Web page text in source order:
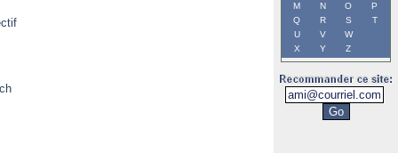
M
N O
P
Q
R S
T
U
V
W
X
Y Z